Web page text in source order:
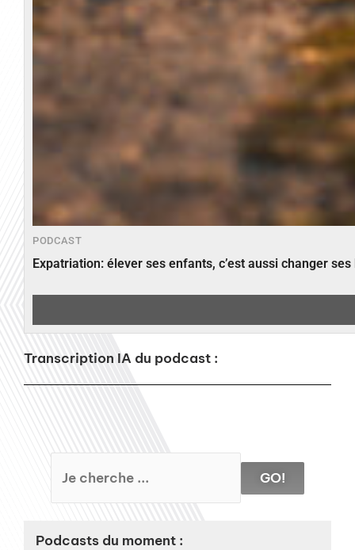
PODCAST
Expatriation: élever ses enfants, c’est aussi changer
Transcription IA du podcast :
GO!
Podcasts du moment :